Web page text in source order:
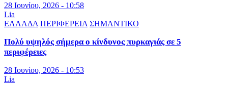
28 Ιουνίου, 2026 - 10:58
Lia
ΕΛΛΑΔΑ ΠΕΡΙΦΕΡΕΙΑ ΣΗΜΑΝΤΙΚΟ
Πολύ υψηλός σήμερα ο κίνδυνος πυρκαγιάς σε 5
περιφέρειες
28 Ιουνίου, 2026 - 10:53
Lia